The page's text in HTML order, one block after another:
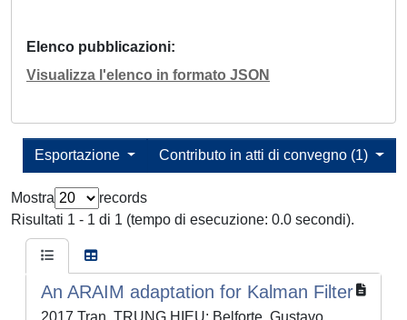
Elenco pubblicazioni
Visualizza l'elenco in formato JSON
Contributo in atti di convegno (1)
Esportazione
Mostra
records
Risultati 1 - 1 di 1 (tempo di esecuzione: 0.0 secondi).
An ARAIM adaptation for Kalman Filter